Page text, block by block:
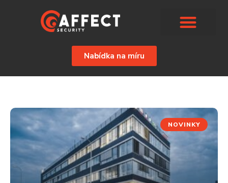
Nabídka na míru
NOVINKY